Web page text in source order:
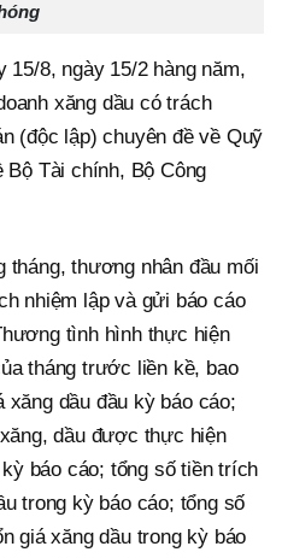
8, ngày 15/2 hàng năm,
xăng dầu có trách
(độc lập) chuyên đề về Quỹ
Bộ Tài chính, Bộ Công
thương nhân đầu mối
nhiệm lập và gửi báo cáo
tình hình thực hiện
tháng trước liền kề, bao
dầu đầu kỳ báo cáo;
dầu được thực hiện
báo cáo; tổng số tiền trích
trong kỳ báo cáo; tổng số
giá xăng dầu trong kỳ báo